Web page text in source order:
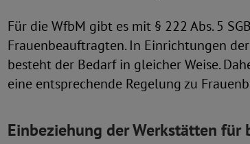
Für die WfbM gibt es mit § 222 Abs. 5
Frauenbeauftragten. In Einrichtungen
besteht der Bedarf in gleicher Weise.
eine entsprechende Regelung zu
Einbeziehung der Werkstätten für